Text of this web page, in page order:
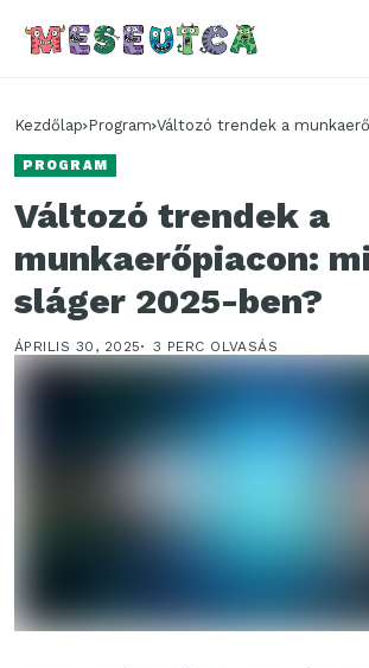
Kezdőlap Program Változó trendek a
PROGRAM
Változó trendek a
munkaerőpiacon:
sláger 2025-ben?
ÁPRILIS 30, 2025 3 PERC OLVASÁS